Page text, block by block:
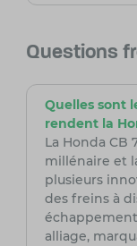
Questions
Quelles sont
rendent la
La Honda CB
millénaire et
plusieurs
des freins à
alliage,